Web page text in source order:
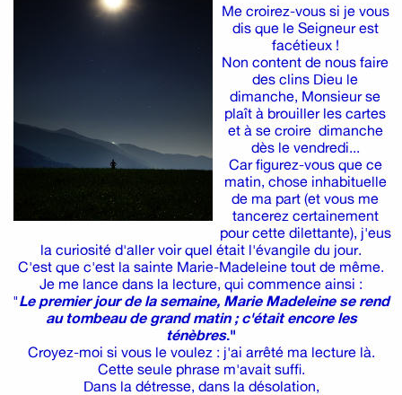
Me croirez-vous si je vous
dis que le Seigneur est
facétieux !
Non content de nous faire
des clins Dieu le
dimanche, Monsieur se
plaît à brouiller les cartes
et à se croire dimanche
dès le vendredi...
Car figurez-vous que ce
matin, chose inhabituelle
de ma part (et vous me
tancerez certainement
pour cette dilettante), j'eus
la curiosité d'aller voir quel était l'évangile du jour.
C'est que c'est la sainte Marie-Madeleine tout de même.
Je me lance dans la lecture, qui commence ainsi :
"Le premier jour de la semaine, Marie Madeleine se rend
au tombeau de grand matin ; c'était encore les
ténèbres."
Croyez-moi si vous le voulez : j'ai arrêté ma lecture là.
Cette seule phrase m'avait suffi.
Dans la détresse, dans la désolation,